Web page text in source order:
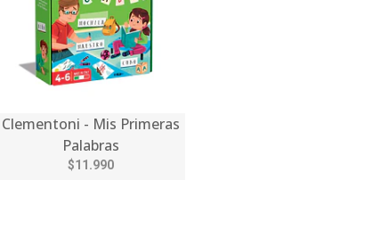
Clementoni - Mis Primeras
Palabras
$11.990